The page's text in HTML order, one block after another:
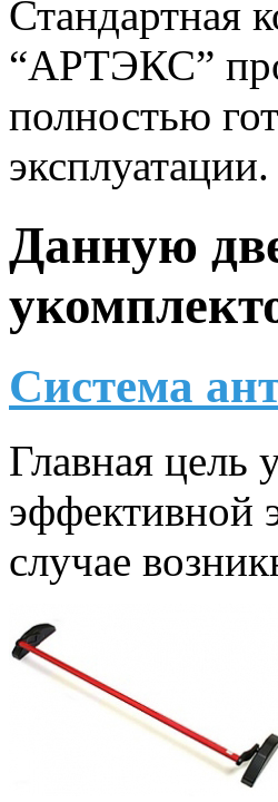
Стандартная
“АРТЭКС”
полностью
эксплуатации.
Данную
Система
Главная цель
эффективной
случае